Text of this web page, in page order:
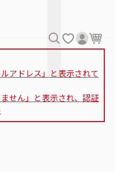
アドレス」と表示されて
せん」と表示され、認証